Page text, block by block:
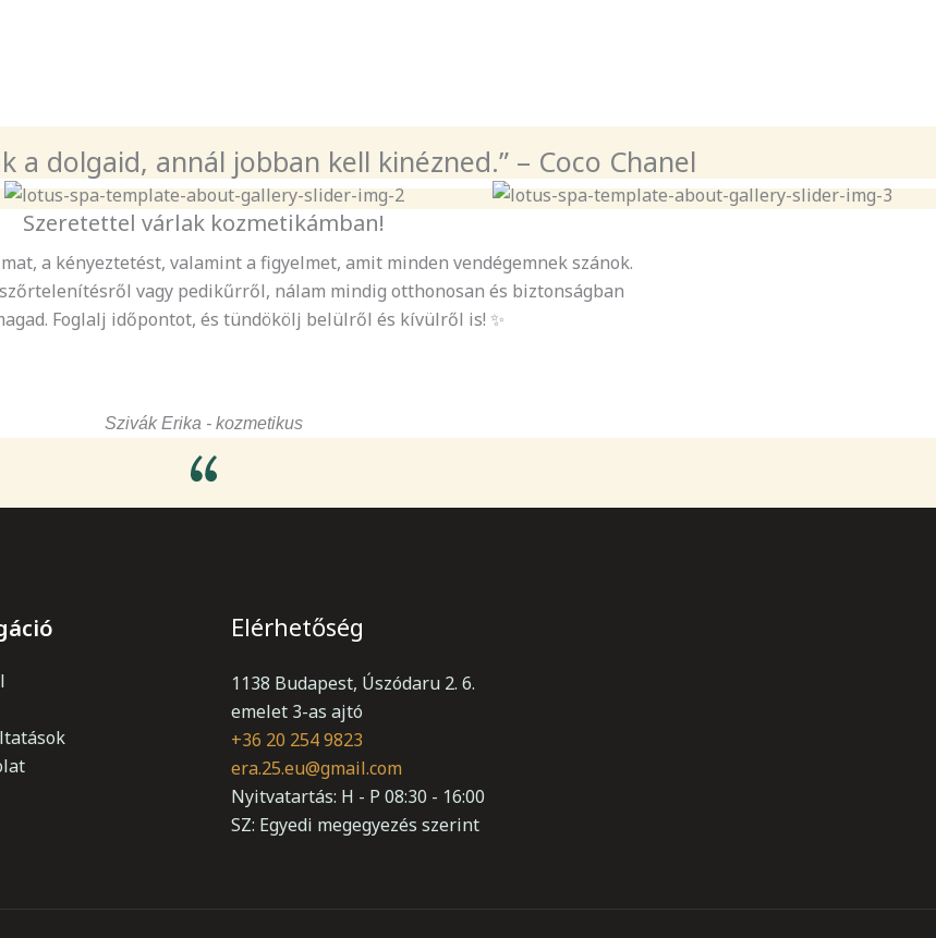
a dolgaid, annál jobban kell kinézned.” – Coco Chanel
Szeretettel várlak kozmetikámban!
a kényeztetést, valamint a figyelmet, amit minden vendégemnek szánok.
vagy pedikűrről, nálam mindig otthonosan és biztonságban
Foglalj időpontot, és tündökölj belülről és kívülről is! ✨
Szivák Erika - kozmetikus
Elérhetőség
1138 Budapest, Úszódaru 2. 6.
emelet 3-as ajtó
+36 20 254 9823
era.25.eu@gmail.com
Nyitvatartás: H - P 08:30 - 16:00
SZ: Egyedi megegyezés szerint